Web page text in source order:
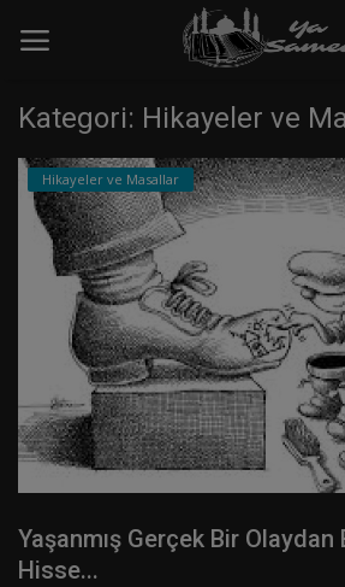
Ana Sayfa
Çektiğim fotoğraflar
Esvak Turizm ile Hayata Renkli Bir
Pencere Açın
Hikayeler ve Masallar
İletişim
yazılarımız
Kayıt olmak
Kategori: Hikayeler ve
Hikayeler ve Masallar
Yaşanmış Gerçek Bir Olaydan
Hisse...